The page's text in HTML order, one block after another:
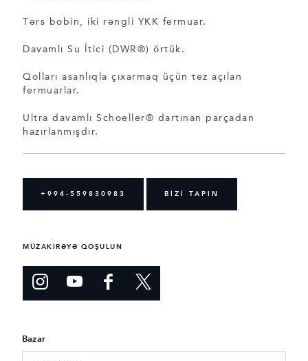
Tərs bobin, iki rəngli YKK fermuar.
Davamlı Su İtici (DWR®) örtük.
Qolları asanlıqla çıxarmaq üçün tez açılan
fermuarlar.
Ultra davamlı Schoeller® dartınan parçadan
hazırlanmışdır.
+994-559830983 BİZİ TAPIN
MÜZAKİRƏYƏ QOŞULUN
Bazar